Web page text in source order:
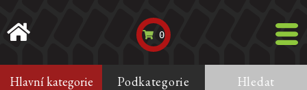
0
Hlavní kategorie Podkategorie Hledat